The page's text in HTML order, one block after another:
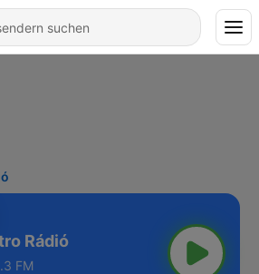
Rádió
FM